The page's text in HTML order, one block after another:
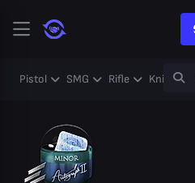
Pistol SMG Rifle Knife